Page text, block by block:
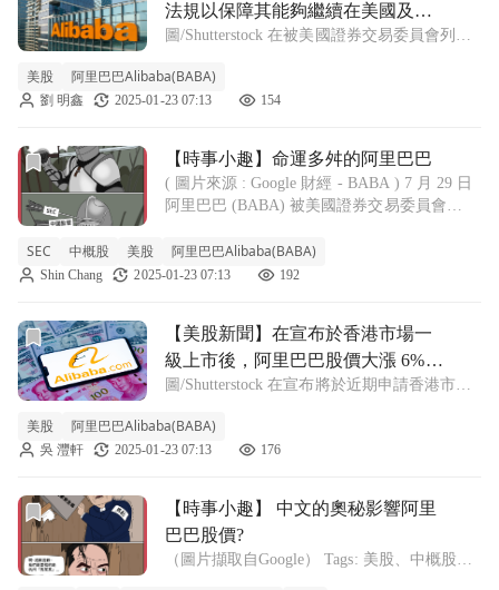
法規以保障其能夠繼續在美國及香
港上市 (2022.08.01)
圖/Shutterstock 在被美國證券交易委員會列入
守美國監管機構的規定，並努力維持其在紐約
和香港的上市。 阿里巴巴週一在給香港證交
美股 阿里巴巴Alibaba(BABA)
劉 明鑫 2025-01-23 07:13 154
前往【時事小趣】命運多舛的阿里巴巴文章頁
【時事小趣】命運多舛的阿里巴巴
( 圖片來源 : Google 財經 - BABA ) 7 月 29 日
阿里巴巴 (BABA) 被美國證券交易委員會
跌 11% 。根據彭博社和華爾街日報
SEC 中概股 美股 阿里巴巴Alibaba(BABA)
Shin Chang 2025-01-23 07:13 192
前往【美股新聞】在宣布於香港市場一級上市後，阿里巴巴
【美股新聞】在宣布於香港市場一
級上市後，阿里巴巴股價大漲 6%
(2022.07.26)
圖/Shutterstock 在宣布將於近期申請香港市場
上漲 6%。 科技巨頭阿里巴巴 (BABA) 的股票
已經可於美國和香港的交易所進行交易，但目
美股 阿里巴巴Alibaba(BABA)
吳 灃軒 2025-01-23 07:13 176
前往【時事小趣】 中文的奧秘影響阿里巴巴股價?文章頁
【時事小趣】 中文的奧秘影響阿里
巴巴股價?
（圖片擷取自Google） Tags: 美股、中概股、